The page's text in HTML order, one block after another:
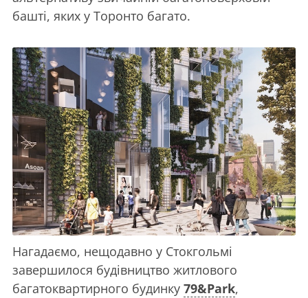
башті, яких у Торонто багато.
Нагадаємо, нещодавно у Стокгольмі
завершилося будівництво житлового
багатоквартирного будинку 79&Park,